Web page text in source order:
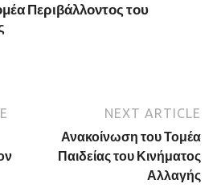
Περιβάλλοντος του
NEXT ARTICLE
Ανακοίνωση του Τομέα
Παιδείας του Κινήματος
Αλλαγής